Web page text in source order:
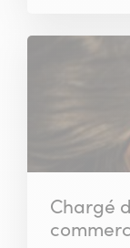
Chargé